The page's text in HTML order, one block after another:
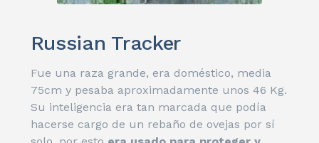
Russian Tracker
Fue una raza grande, era doméstico, media
75cm y pesaba aproximadamente unos 46 Kg.
Su inteligencia era tan marcada que podía
hacerse cargo de un rebaño de ovejas por sí